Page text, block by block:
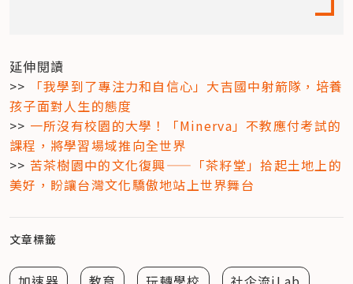
延伸閱讀
>>
「我學到了專注力和自信心」大吉國中射箭隊，培養
孩子面對人生的態度
>> 一所沒有校園的大學！「Minerva」不教應付考試的
課程，將學習場域推向全世界
>> 苦茶樹園中的文化復興——「茶籽堂」拾起土地上的
美好，盼讓台灣文化驕傲地站上世界舞台
文章標籤